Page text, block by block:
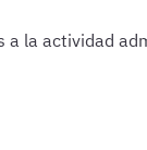
la actividad